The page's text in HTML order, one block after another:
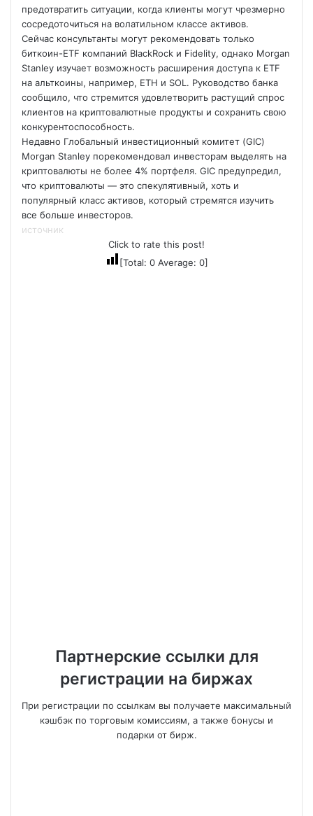
предотвратить ситуации, когда клиенты могут чрезмерно
сосредоточиться на волатильном классе активов.
Сейчас консультанты могут рекомендовать только
биткоин-ETF компаний BlackRock и Fidelity, однако Morgan
Stanley изучает возможность расширения доступа к ETF
на альткоины, например, ETH и SOL. Руководство банка
сообщило, что стремится удовлетворить растущий спрос
клиентов на криптовалютные продукты и сохранить свою
конкурентоспособность.
Недавно Глобальный инвестиционный комитет (GIC)
Morgan Stanley порекомендовал инвесторам выделять на
криптовалюты не более 4% портфеля. GIC предупредил,
что криптовалюты — это спекулятивный, хоть и
популярный класс активов, который стремятся изучить
все больше инвесторов.
источник
Click to rate this post!
[Total: 0Average: 0]
Партнерские ссылки для
регистрации на биржах
При регистрации по ссылкам вы получаете максимальный
кэшбэк по торговым комиссиям, а также бонусы и
подарки от бирж.